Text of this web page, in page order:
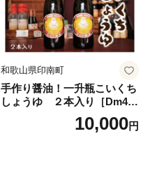
和歌山県印南町
手作り醤油！一升瓶こいくち
しょうゆ ２本入り［Dm4］
｜手作り 醤油 和歌山県 印南
町 一升瓶 こいくちしょうゆ
10,000円